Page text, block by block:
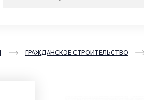
ГРАЖДАНСКОЕ СТРОИТЕЛЬСТВО